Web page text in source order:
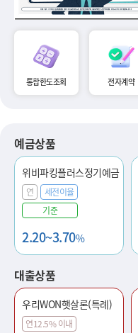
통합한도조회 전자계약
예금상품
위비파킹플러스정기예금
연
세전이율
기준
2.20~3.70%
대출상품
우리WON햇살론(특례)
연12.5% 이내